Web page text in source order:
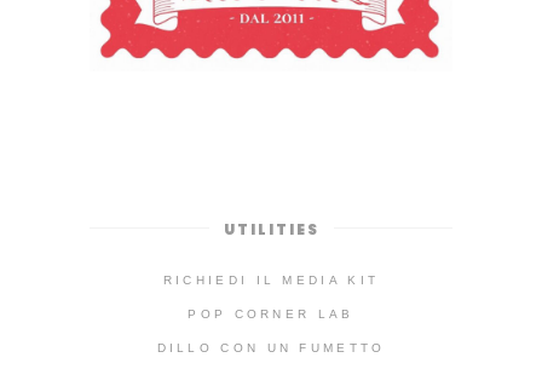
UTILITIES
RICHIEDI IL MEDIA KIT
POP CORNER LAB
DILLO CON UN FUMETTO